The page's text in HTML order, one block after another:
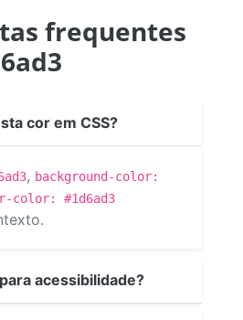
frequentes
cor em CSS?
, background-color:
color: #1d6ad3
acessibilidade?